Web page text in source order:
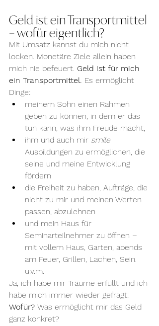
Geld ist ein Transportmittel
– wofür eigentlich?
Mit Umsatz kannst du mich nicht
locken. Monetäre Ziele allein haben
mich nie befeuert. Geld ist für mich
ein Transportmittel. Es ermöglicht
Dinge:
meinem Sohn einen Rahmen
geben zu können, in dem er das
tun kann, was ihm Freude macht,
ihm und auch mir smile
Ausbildungen zu ermöglichen, die
seine und meine Entwicklung
fördern
die Freiheit zu haben, Aufträge, die
nicht zu mir und meinen Werten
passen, abzulehnen
und mein Haus für
Seminarteilnehmer zu öffnen –
mit vollem Haus, Garten, abends
am Feuer, Grillen, Lachen, Sein.
u.v.m.
Ja, ich habe mir Träume erfüllt und ich
habe mich immer wieder gefragt:
Wofür? Was ermöglicht mir das Geld
ganz konkret?